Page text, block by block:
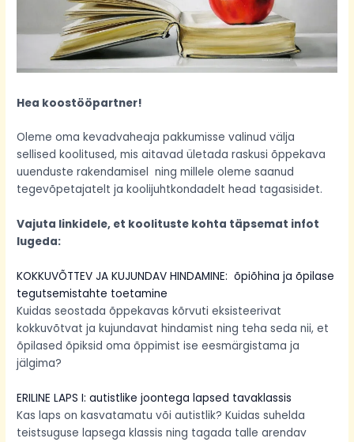
Hea koostööpartner!
Oleme oma kevadvaheaja pakkumisse valinud välja
sellised koolitused, mis aitavad ületada raskusi õppekava
uuenduste rakendamisel ning millele oleme saanud
tegevõpetajatelt ja koolijuhtkondadelt head tagasisidet.
Vajuta linkidele, et koolituste kohta täpsemat infot
lugeda:
KOKKUVÕTTEV JA KUJUNDAV HINDAMINE: õpiõhina ja õpilase
tegutsemistahte toetamine
Kuidas seostada õppekavas kõrvuti eksisteerivat
kokkuvõtvat ja kujundavat hindamist ning teha seda nii, et
õpilased õpiksid oma õppimist ise eesmärgistama ja
jälgima?
ERILINE LAPS I: autistlike joontega lapsed tavaklassis
Kas laps on kasvatamatu või autistlik? Kuidas suhelda
teistsuguse lapsega klassis ning tagada talle arendav